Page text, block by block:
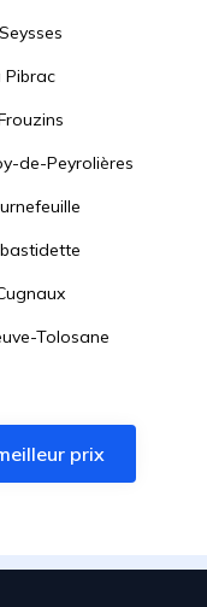
Seysses
Pibrac
de-Peyrolières
Tolosane
Jourdain
prix